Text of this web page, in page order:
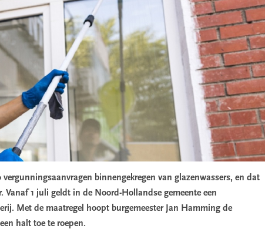
binnengekregen van glazenwassers, en dat
Vanaf 1 juli geldt in de Noord-Hollandse gemeente een
Met de maatregel hoopt burgemeester Jan Hamming de
halt toe te roepen.